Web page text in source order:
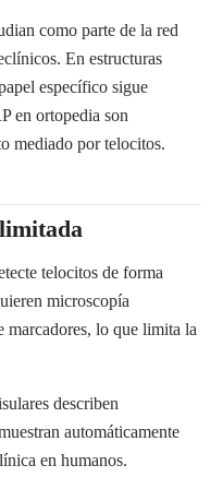
como parte de la red
En estructuras
específico sigue
en ortopedia son
mediado por telocitos.
telocitos de forma
microscopía
marcadores, lo que limita la
describen
automáticamente
en humanos.